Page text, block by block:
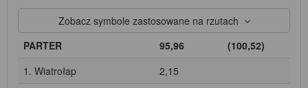
Zobacz symbole zastosowane na rzutach
PARTER
95,96
(100,52)
1. Wiatrołap
2,15